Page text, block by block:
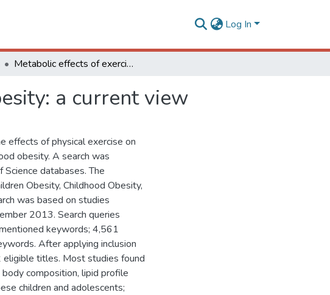
Log In
Metabolic effects of exercise on childhood obesity: a current view
a current view
effects of physical exercise on
obesity. A search was
databases. The
Obesity, Childhood Obesity,
was based on studies
2013. Search queries
keywords; 4,561
After applying inclusion
titles. Most studies found
composition, lipid profile
children and adolescents;